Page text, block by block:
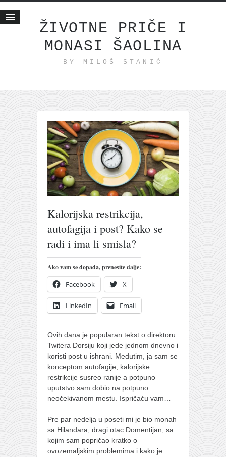
ŽIVOTNE PRIČE I
MONASI ŠAOLINA
BY MILOŠ STANIĆ
Životne priče
internet poslovanje
ishranom do zdravlja
moj haiku
momenti i mesta
bonus sadržaj
Svetlopis
zakonopravilo
duhovni otac
pravoslavlje
zabranjena istorija
ćirilica
porodične priče
umesto tvitera
kalendar srpski
azbuki i knjige
Okinava karate
najnovije na blogu
moje beleške
istorija karatea
kihon
Kalorijska restrikcija,
autofagija i post? Kako se
radi i ima li smisla?
Ako vam se dopada, prenesite dalje:
Facebook X
LinkedIn Email
Ovih dana je popularan tekst o direktoru
Twitera Dorsiju koji jede jednom dnevno i
koristi post u ishrani. Međutim, ja sam se
konceptom autofagije, kalorijske
restrikcije susreo ranije a potpuno
uputstvo sam dobio na potpuno
neočekivanom mestu. Ispričaću vam…
Pre par nedelja u poseti mi je bio monah
sa Hilandara, dragi otac Domentijan, sa
kojim sam popričao kratko o
ovozemaljskim problemima i kako je